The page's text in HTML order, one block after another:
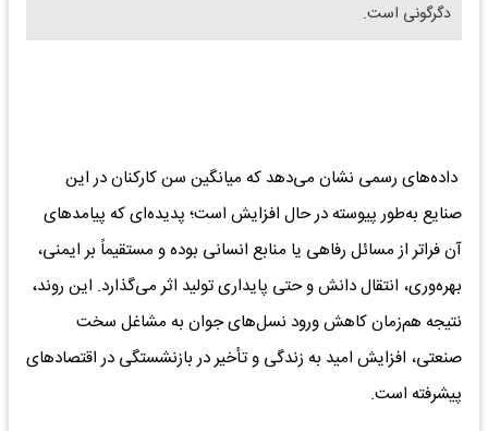
دگرگونی است.
داده‌های رسمی نشان می‌دهد که میانگین سن کارکنان در این
صنایع به‌طور پیوسته در حال افزایش است؛ پدیده‌ای که پیامدهای
آن فراتر از مسائل رفاهی یا منابع انسانی بوده و مستقیماً بر ایمنی،
بهره‌وری، انتقال دانش و حتی پایداری تولید اثر می‌گذارد. این روند،
نتیجه هم‌زمان کاهش ورود نسل‌های جوان به مشاغل سخت
صنعتی، افزایش امید به زندگی و تأخیر در بازنشستگی در اقتصادهای
پیشرفته است.